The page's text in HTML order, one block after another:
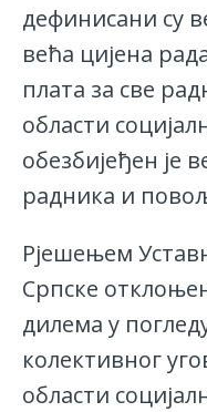
дефинисани су
већа цијена
плата за све
области
обезбијеђен је
радника и
Рјешењем
Српске
дилема у
колективног
области